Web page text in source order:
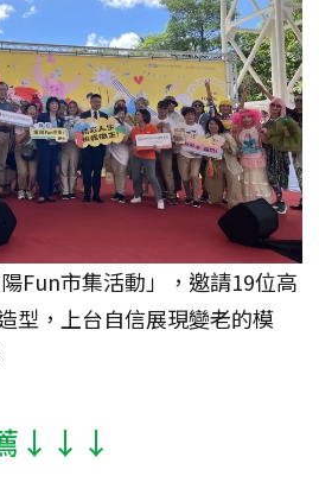
Fun市集活動」，邀請19位高
型，上台自信展現變老的模
薦↓↓↓